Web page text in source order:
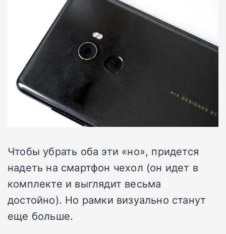
Чтобы убрать оба эти «но», придется
надеть на смартфон чехол (он идет в
комплекте и выглядит весьма
достойно). Но рамки визуально станут
еще больше.